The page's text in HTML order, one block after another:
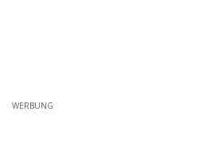
WERBUNG